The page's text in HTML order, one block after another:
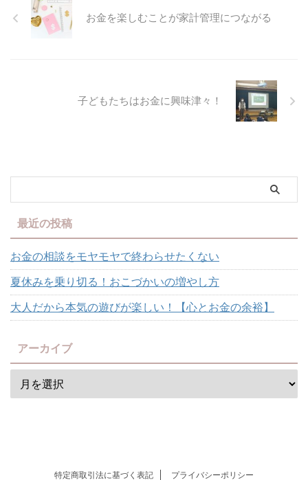
す。 メッセ名古屋にて提示させ
ていただきました育休復帰の支援
サービスについては、現在行って
テムにおいても、ご相談に応じて
お金を楽しむことが家計管理につながる
子どもたちはお金に興味津々！
最近の投稿
お金の相談をモヤモヤで終わらせたくない
夏休みを乗り切る！おこづかいの増やし方
大人だから本気の遊びが楽しい！【心とお金の余裕】
アーカイブ
特定商取引法に基づく表記 プライバシーポリシー